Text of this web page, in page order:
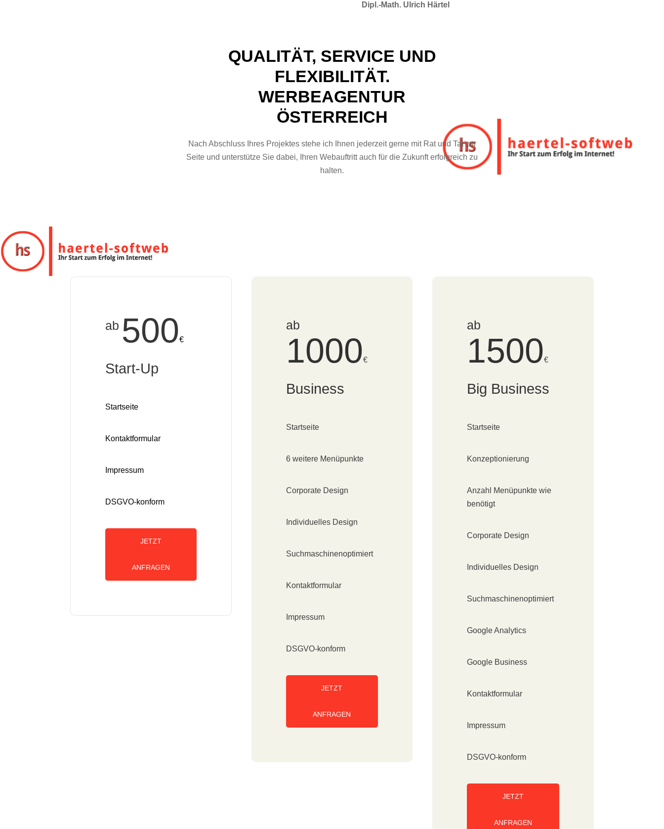
Dipl.-Math. Ulrich Härtel
QUALITÄT, SERVICE UND
FLEXIBILITÄT.
WERBEAGENTUR
ÖSTERREICH
Nach Abschluss Ihres Projektes stehe ich Ihnen jederzeit gerne mit Rat und Tat zur
Seite und unterstütze Sie dabei, Ihren Webauftritt auch für die Zukunft erfolgreich zu
halten.
ab 500€
Start-Up
Startseite
Kontaktformular
Impressum
DSGVO-konform
JETZT
ANFRAGEN
ab
1000€
Business
Startseite
6 weitere Menüpunkte
Corporate Design
Individuelles Design
Suchmaschinenoptimiert
Kontaktformular
Impressum
DSGVO-konform
JETZT
ANFRAGEN
ab
1500€
Big Business
Startseite
Konzeptionierung
Anzahl Menüpunkte wie
benötigt
Corporate Design
Individuelles Design
Suchmaschinenoptimiert
Google Analytics
Google Business
Kontaktformular
Impressum
DSGVO-konform
JETZT
ANFRAGEN